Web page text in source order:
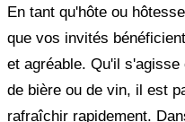
En tant qu'hôte ou
que vos invités
et agréable. Qu'il s'agisse
de bière ou de vin, il est
rafraîchir rapidement.